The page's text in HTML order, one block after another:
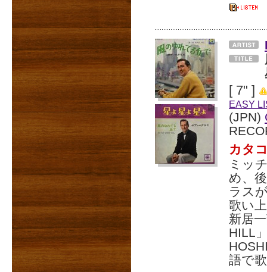
[ 7" ]
EASY
(JPN)
カタ
ミッ
め、
ラス
歌い
新居
HILL
語で